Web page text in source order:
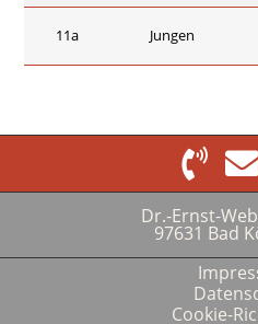
11a Jungen
Dr.-Ernst-
97631 Bad
Cookie-